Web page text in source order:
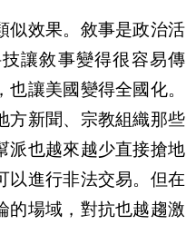
似效果。敘事是政治活
讓敘事變得很容易傳
讓美國變得全國化。
方新聞、宗教組織那些
派也越來越少直接搶地
以進行非法交易。但在
的場域，對抗也越趨激